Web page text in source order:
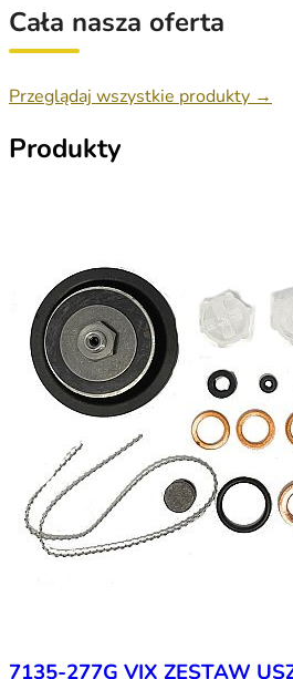
Cała nasza oferta
Przeglądaj wszystkie produkty →
Produkty
7135-277G VIX ZESTAW